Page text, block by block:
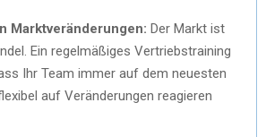
Marktveränderungen: Der Markt ist
Ein regelmäßiges Vertriebstraining
Ihr Team immer auf dem neuesten
auf Veränderungen reagieren